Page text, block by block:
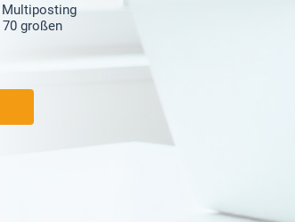
Multiposting
großen